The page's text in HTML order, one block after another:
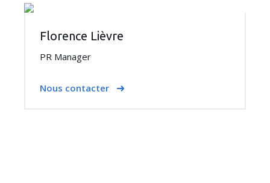
Florence Lièvre
PR Manager
Nous contacter